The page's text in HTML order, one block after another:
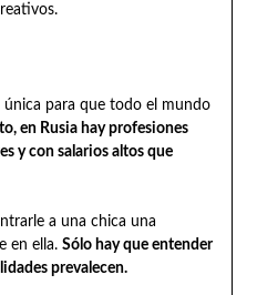
única para que todo el mundo
en Rusia hay profesiones
y con salarios altos que
a una chica una
en ella. Sólo hay que entender
prevalecen.